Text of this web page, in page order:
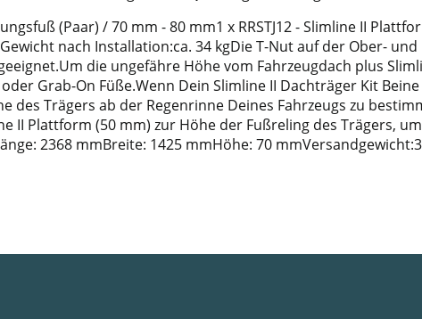
(Paar) / 70 mm - 80 mm1 x RRSTJ12 - Slimline II
nach Installation:ca. 34 kgDie T-Nut auf der Ober-
die ungefähre Höhe vom Fahrzeugdach plus
Grab-On Füße.Wenn Dein Slimline II Dachträger Kit
des Trägers ab der Regenrinne Deines Fahrzeugs zu
II Plattform (50 mm) zur Höhe der Fußreling des Trägers,
2368 mmBreite: 1425 mmHöhe: 70